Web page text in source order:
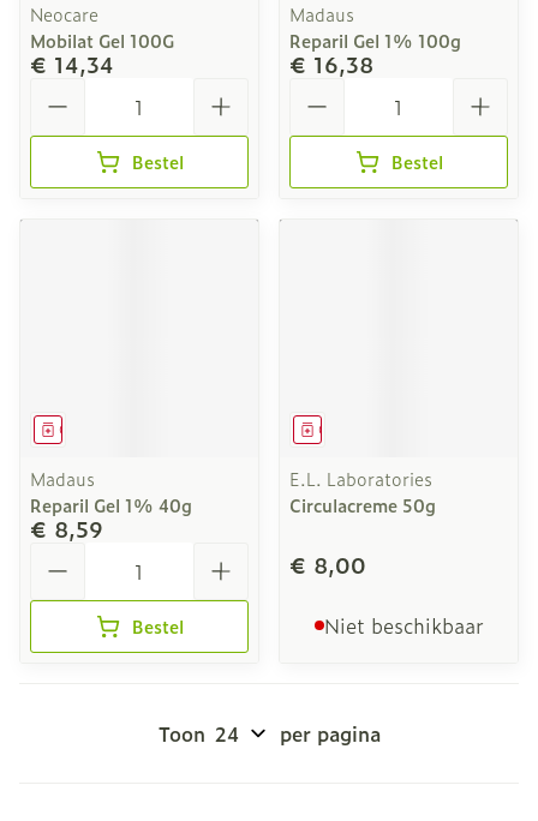
Neocare
Mobilat Gel 100G
€ 14,34
Bestel
Madaus
Reparil Gel 1% 100g
€ 16,38
Bestel
Geneesmiddel
Madaus
Reparil Gel 1% 40g
€ 8,59
Bestel
Geneesmiddel
E.L. Laboratories
Circulacreme 50g
€ 8,00
Niet beschikbaar
Toon per pagina